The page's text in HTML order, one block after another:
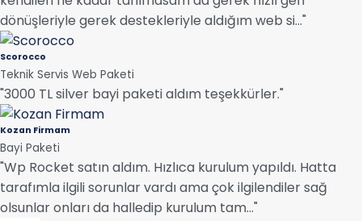
dönüşleriyle gerek destekleriyle aldığım web si..."
Scorocco
Teknik Servis Web Paketi
"3000 TL silver bayi paketi aldım teşekkürler."
Kozan Firmam
Bayi Paketi
"Wp Rocket satın aldım. Hızlıca kurulum yapıldı. Hatta
tarafımla ilgili sorunlar vardı ama çok ilgilendiler sağ
olsunlar onları da halledip kurulum tam..."